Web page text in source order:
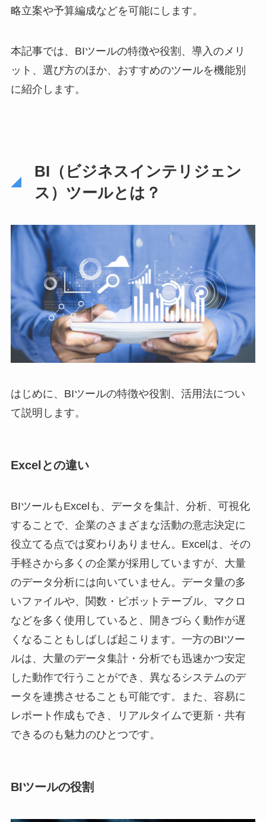
略立案や予算編成などを可能にします。
本記事では、BIツールの特徴や役割、導入のメリ
ット、選び方のほか、おすすめのツールを機能別
に紹介します。
BI（ビジネスインテリジェン
ス）ツールとは？
はじめに、BIツールの特徴や役割、活用法につい
て説明します。
Excelとの違い
BIツールもExcelも、データを集計、分析、可視化
することで、企業のさまざまな活動の意志決定に
役立てる点では変わりありません。Excelは、その
手軽さから多くの企業が採用していますが、大量
のデータ分析には向いていません。データ量の多
いファイルや、関数・ピボットテーブル、マクロ
などを多く使用していると、開きづらく動作が遅
くなることもしばしば起こります。一方のBIツー
ルは、大量のデータ集計・分析でも迅速かつ安定
した動作で行うことができ、異なるシステムのデ
ータを連携させることも可能です。また、容易に
レポート作成もでき、リアルタイムで更新・共有
できるのも魅力のひとつです。
BIツールの役割